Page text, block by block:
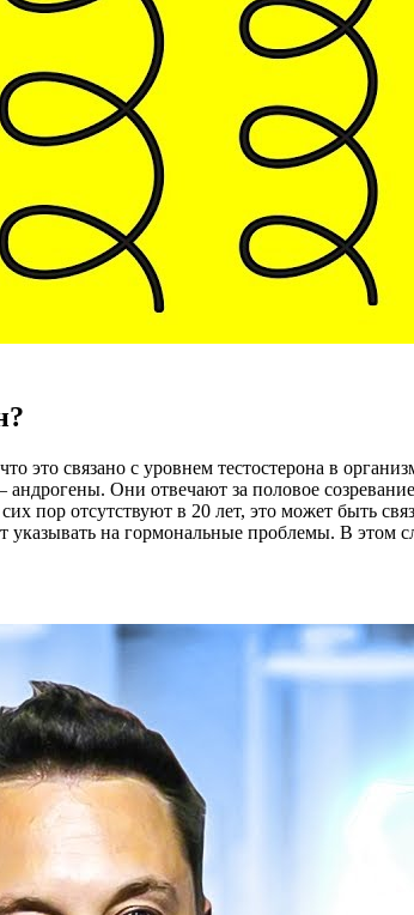
это связано с уровнем тестостерона в
Они отвечают за половое
пор отсутствуют в 20 лет, это может быть
на гормональные проблемы. В этом